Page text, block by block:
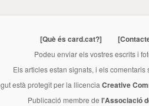
[Què és card.cat?]
Podeu enviar els vostres escrits i
Els articles estan signats, i els
està protegit per la llicencia Creative
Publicació membre de l'Associació